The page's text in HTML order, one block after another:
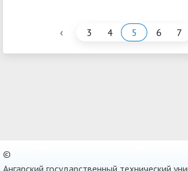
‹ 3 4 5 6 7
©
Ангарский государственный технический